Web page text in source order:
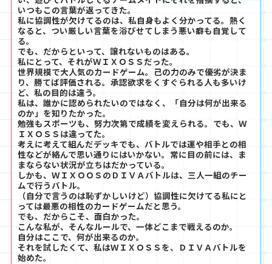
いつもこの言葉が返ってきた。
私に協調性が欠けてるのは、私自身もよく分かってる。熱く
なると、つい厳しい言葉を浴びせてしまう悪い癖も自覚して
る。
でも、だからといって、譲れないものはある。
私にとって、それがＷＩＸＯＳＳだった。
世界規模で大人気のカードゲーム。己の力のみで優劣が決ま
り、勝てば評価される。承認欲求をくすぐられる人も多いけ
ど、私の目的は違う。
私は、誰かに認められたいのではなく、「自分は何が出来る
のか」を知りたかった。
勉強もスポーツも、努力次第で成績を変えられる。でも、Ｗ
ＩＸＯＳＳは違ってた。
考えに考えて組んだデッキでも、バトルでは運や相手との相
性などが絡んで思い通りにはいかない。常に目の前には、ま
まならない状況が立ちはだかっている。
しかも、ＷＩＸＯＯＳのＤＩＶＡバトルは、三人一組のチー
ムで行うバトル。
（自分で言うのは恥ずかしいけど）協調性に欠けてる私にと
っては最悪の相性のカードゲームだと思う。
でも、だからこそ、面白かった。
こんな私が、そんなルールで、一体どこまで戦えるのか。
自分はここで、何が出来るのか。
それを試したくて、私はＷＩＸＯＳＳを、ＤＩＶＡバトルを
始めた。